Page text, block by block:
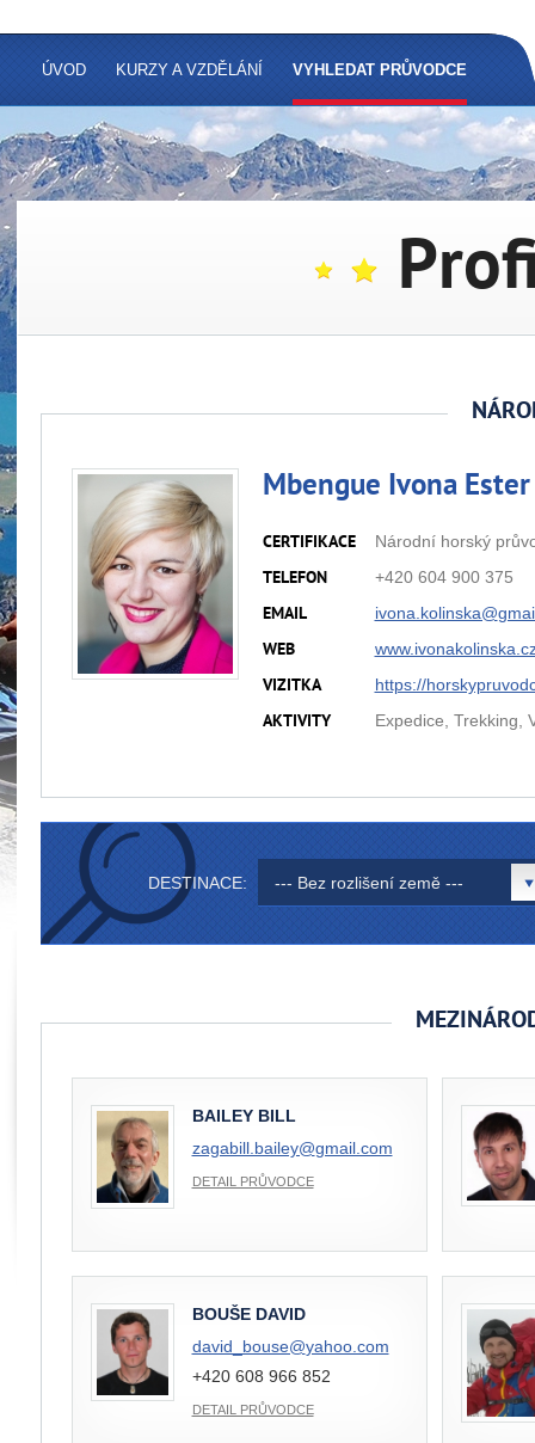
ÚVOD KURZY A VZDĚLÁNÍ VYHLEDAT PRŮVODCE
Mbengue Ivona Ester
CERTIFIKACE
Národní horský
TELEFON
+420 604 900 375
EMAIL
ivona.kolinska@
WEB
VIZITKA
https://
AKTIVITY
Expedice, Trekking,
DESTINACE: --- Bez rozlišení země ---
BAILEY BILL
zagabill.bailey@gmail.com
DETAIL PRŮVODCE
BOUŠE DAVID
david_bouse@yahoo.com
+420 608 966 852
DETAIL PRŮVODCE